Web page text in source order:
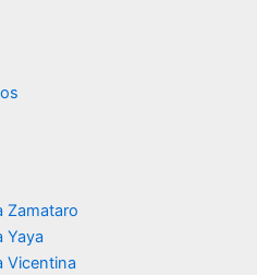
Zamataro
Yaya
Vicentina